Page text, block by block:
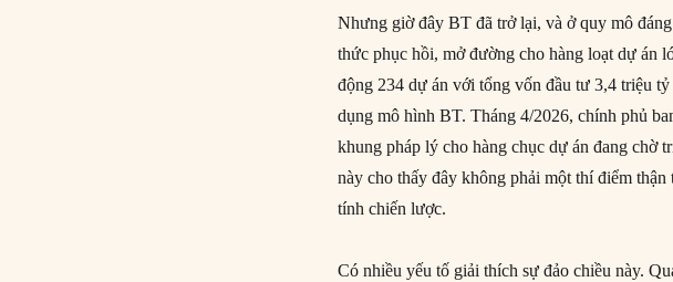
Nhưng giờ đây BT đã trở lại, và ở quy mô
thức phục hồi, mở đường cho hàng loạt dự án
động 234 dự án với tổng vốn đầu tư 3,4 triệu
dụng mô hình BT. Tháng 4/2026, chính phủ
khung pháp lý cho hàng chục dự án đang chờ
này cho thấy đây không phải một thí điểm
tính chiến lược.
Có nhiều yếu tố giải thích sự đảo chiều này.